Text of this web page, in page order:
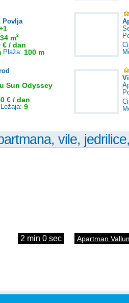
Povlja
34 m2
€ / dan
Plaža: 100 m
Sun Odyssey
€ / dan
Ležaja: 9
vile,
2 min 0 sec Apartman